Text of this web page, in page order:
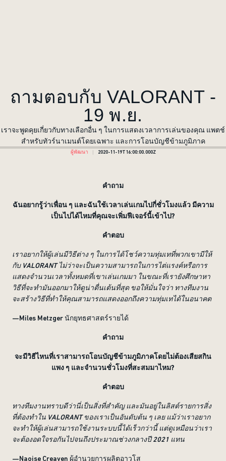
ถามตอบกับ VALORANT -
19 พ.ย.
เราจะพูดคุยเกี่ยวกับทางเลือกอื่น ๆ ในการแสดงเวลาการเล่นของคุณ แพตช์
สำหรับทัวร์นาเมนต์โดยเฉพาะ และการโอนบัญชีข้ามภูมิภาค
ผู้พัฒนา 2020-11-19T16:00:00.000Z
คำถาม
ฉันอยากรู้ว่าเพื่อน ๆ และฉันใช้เวลาเล่นเกมไปกี่ชั่วโมงแล้ว มีความ
เป็นไปได้ไหมที่คุณจะเพิ่มฟีเจอร์นี้เข้าไป?
คำตอบ
เราอยากให้ผู้เล่นมีวิธีต่าง ๆ ในการได้โชว์ความทุ่มเทที่พวกเขามีให้
กับ VALORANT ไม่ว่าจะเป็นความสามารถในการไต่แรงค์หรือการ
แสดงจำนวนเวลาทั้งหมดที่เขาเล่นเกมมา ในขณะที่เรายังศึกษาหา
วิธีที่จะทำมันออกมาให้ดูน่าตื่นเต้นที่สุด ขอให้มั่นใจว่า ทางทีมงาน
จะสร้างวิธีที่ทำให้คุณสามารถแสดงออกถึงความทุ่มเทได้ในอนาคต
—Miles Metzger นักยุทธศาสตร์รายได้
คำถาม
จะมีวิธีไหนที่เราสามารถโอนบัญชีข้ามภูมิภาคโดยไม่ต้องเสียสกิน
แพง ๆ และจำนวนชั่วโมงที่สะสมมาไหม?
คำตอบ
ทางทีมงานทราบดีว่านี่เป็นสิ่งที่สำคัญ และมันอยู่ในลิสต์รายการสิ่ง
ที่ต้องทำใน VALORANT ของเราเป็นอันดับต้น ๆ เลย แม้ว่าเราอยาก
จะทำให้ผู้เล่นสามารถใช้งานระบบนี้ได้เร็วกว่านี้ แต่ดูเหมือนว่าเรา
จะต้องอดใจรอกันไปจนถึงประมาณช่วงกลางปี 2021 แทน
—Naoise Creaven ผู้อำนวยการผลิตอาวุโส